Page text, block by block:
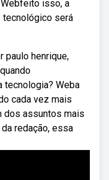
isso, a
será
paulo henrique,
tecnologia? Weba
cada vez mais
dos assuntos mais
redação, essa